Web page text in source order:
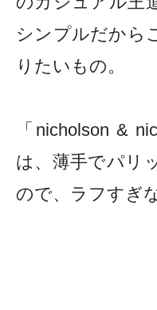
シンプルだから
りたいもの。
「nicholson &
は、薄手でパリ
ので、ラフすぎ